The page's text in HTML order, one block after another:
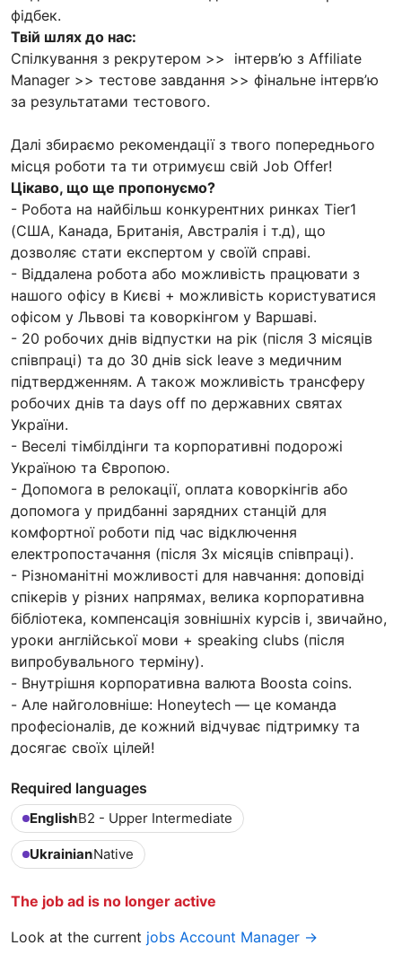
фідбек.
Твій шлях до нас:
Спілкування з рекрутером >> інтерв’ю з Affiliate
Manager >> тестове завдання >> фінальне інтерв’ю
за результатами тестового.
Далі збираємо рекомендації з твого попереднього
місця роботи та ти отримуєш свій Job Offer!
Цікаво, що ще пропонуємо?
- Робота на найбільш конкурентних ринках Tier1
(США, Канада, Британія, Австралія і т.д), що
дозволяє стати експертом у своїй справі.
- Віддалена робота або можливість працювати з
нашого офісу в Києві + можливість користуватися
офісом у Львові та коворкінгом у Варшаві.
- 20 робочих днів відпустки на рік (після 3 місяців
співпраці) та до 30 днів sick leave з медичним
підтвердженням. А також можливість трансферу
робочих днів та days off по державних святах
України.
- Веселі тімбілдінги та корпоративні подорожі
Україною та Європою.
- Допомога в релокації, оплата коворкінгів або
допомога у придбанні зарядних станцій для
комфортної роботи під час відключення
електропостачання (після 3х місяців співпраці).
- Різноманітні можливості для навчання: доповіді
спікерів у різних напрямах, велика корпоративна
бібліотека, компенсація зовнішніх курсів і, звичайно,
уроки англійської мови + speaking clubs (після
випробувального терміну).
- Внутрішня корпоративна валюта Boosta coins.
- Але найголовніше: Honeytech — це команда
професіоналів, де кожний відчуває підтримку та
досягає своїх цілей!
Required languages
EnglishB2 - Upper Intermediate
UkrainianNative
The job ad is no longer active
Look at the current jobs Account Manager →